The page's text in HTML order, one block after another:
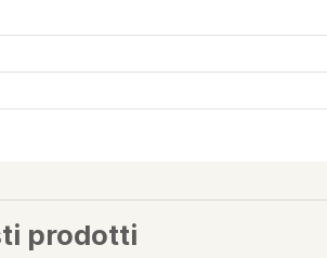
prodotti